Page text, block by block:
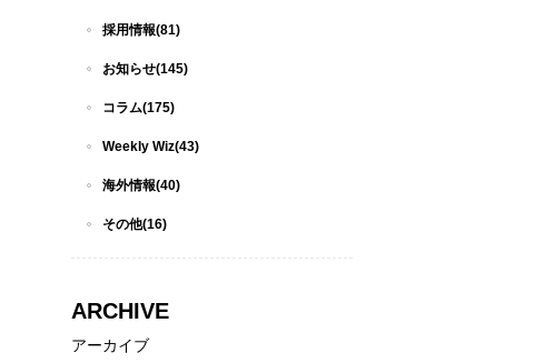
採用情報(81)
お知らせ(145)
コラム(175)
Weekly Wiz(43)
海外情報(40)
その他(16)
ARCHIVE
アーカイブ